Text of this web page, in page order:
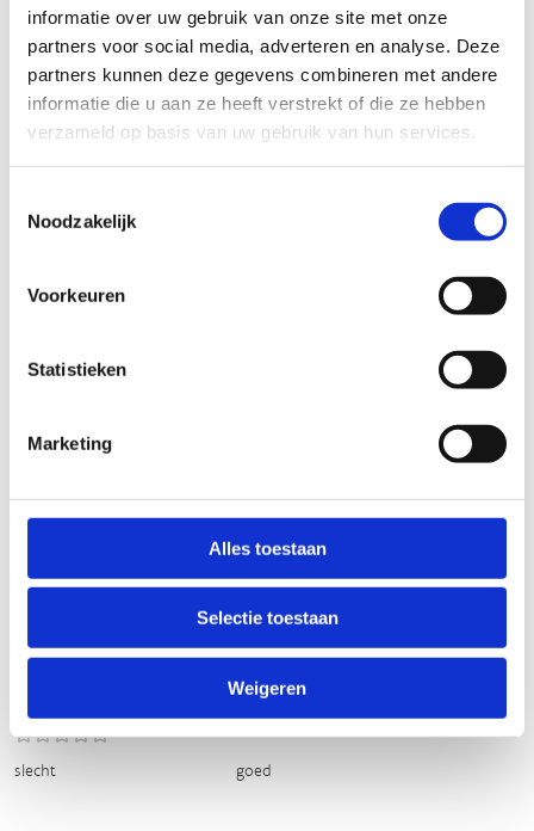
informatie over uw gebruik van onze site met onze
partners voor social media, adverteren en analyse. Deze
partners kunnen deze gegevens combineren met andere
informatie die u aan ze heeft verstrekt of die ze hebben
verzameld op basis van uw gebruik van hun services.
Noodzakelijk
Voorkeuren
Statistieken
Marketing
Alles toestaan
Selectie toestaan
Weigeren
ALGEMENE BEOORDELING *
licht
makkelijk
goed
TIP:ontbrekende signalisatie kan je melden via het
STAAT VAN PARCOURS(ONDERGROND, BEGROEIING, ONDERHOUD)
slecht goed